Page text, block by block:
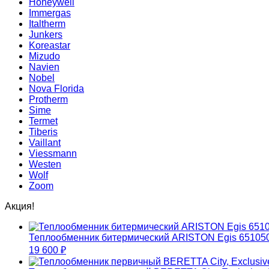
Immergas
Italtherm
Junkers
Koreastar
Mizudо
Navien
Nobel
Nova Florida
Protherm
Sime
Termet
Tiberis
Vaillant
Viessmann
Westen
Wolf
Zoom
Акция!
Теплообменник битермический ARISTON Egis
19 600 ₽